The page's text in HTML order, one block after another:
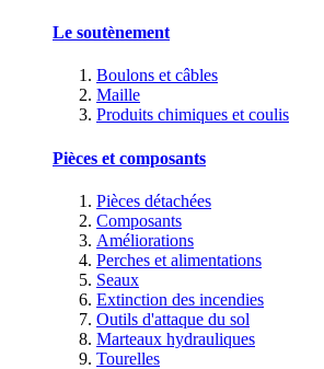
Le soutènement
Boulons et câbles
Maille
Produits chimiques et coulis
Pièces et composants
Pièces détachées
Composants
Améliorations
Perches et alimentations
Seaux
Extinction des incendies
Outils d'attaque du sol
Marteaux hydrauliques
Tourelles